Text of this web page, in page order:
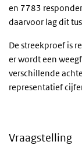
en 7783
daarvoor lag dit
De streekproef is
er wordt een
verschillende
representatief
Vraagstelling